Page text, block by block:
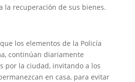
la recuperación de sus bienes.
los elementos de la Policía
continúan diariamente
por la ciudad, invitando a los
en casa, para evitar